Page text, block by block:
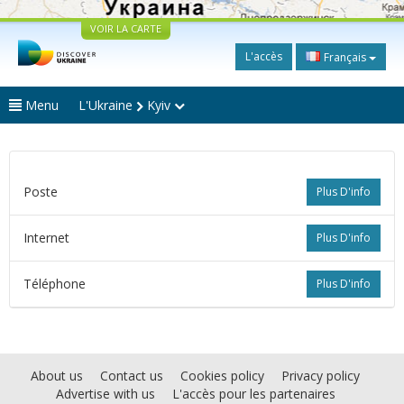
VOIR LA CARTE
L'accès Français
Menu L'Ukraine Kyiv
Plus D'info
Poste
Plus D'info
Internet
Plus D'info
Téléphone
About us Contact us Cookies policy
Privacy policy
Advertise with us
L'accès pour les partenaires